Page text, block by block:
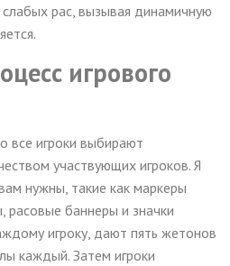
рас, вызывая динамичную
игрового
все игроки выбирают
участвующих игроков. Я
нужны, такие как маркеры
расовые баннеры и значки
игроку, дают пять жетонов
каждый. Затем игроки